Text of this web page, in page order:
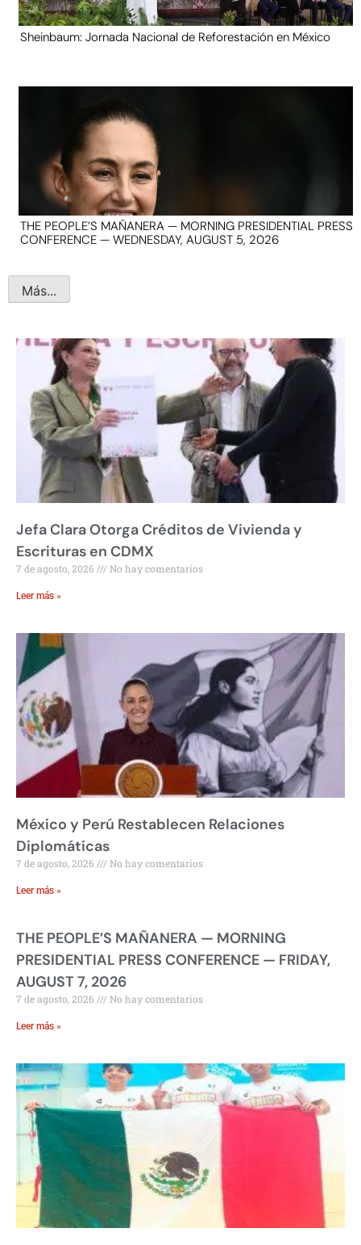
Sheinbaum: Jornada Nacional de Reforestación en México
THE PEOPLE’S MAÑANERA — MORNING PRESIDENTIAL PRESS
CONFERENCE — WEDNESDAY, AUGUST 5, 2026
Más...
Jefa Clara Otorga Créditos de Vivienda y
Escrituras en CDMX
7 de agosto, 2026 No hay comentarios
Leer más »
México y Perú Restablecen Relaciones
Diplomáticas
7 de agosto, 2026 No hay comentarios
Leer más »
THE PEOPLE’S MAÑANERA — MORNING
PRESIDENTIAL PRESS CONFERENCE — FRIDAY,
AUGUST 7, 2026
7 de agosto, 2026 No hay comentarios
Leer más »